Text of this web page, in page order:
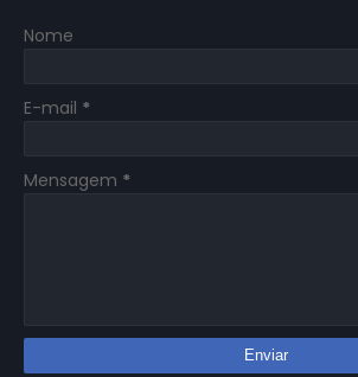
Nome
E-mail *
Mensagem *